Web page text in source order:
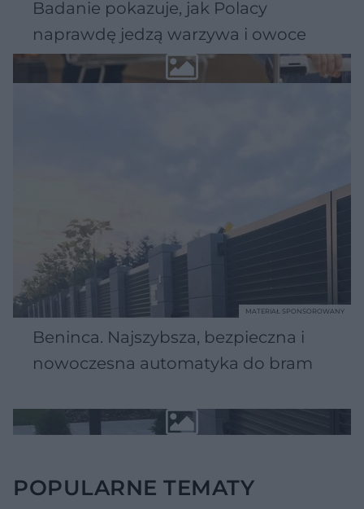
Badanie pokazuje, jak Polacy
naprawdę jedzą warzywa i owoce
Beninca. Najszybsza, bezpieczna i
nowoczesna automatyka do bram
MATERIAŁ SPONSOROWANY
POPULARNE TEMATY